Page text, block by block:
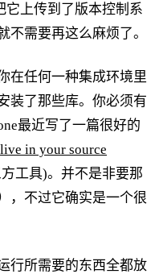
它上传到了版本控制系
不需要再这么麻烦了。
在任何一种集成环境里
装了那些库。你必须有
最近写了一篇很好的
in your source
工具)。并不是非要那
，不过它确实是一个很
行所需要的东西全都放